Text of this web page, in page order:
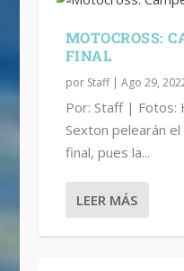
MOTOCROSS:
FINAL
por Staff| Ago 29,
Por: Staff | Fotos:
Sexton pelearán
final, pues la...
LEER MÁS